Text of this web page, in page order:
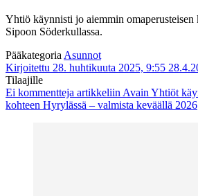
Yhtiö käynnisti jo aiemmin omaperusteisen
Sipoon Söderkullassa.
Pääkategoria Asunnot
Kirjoitettu 28. huhtikuuta 2025, 9:55
Tilaajille
Ei kommentteja artikkeliin Avain Yhtiöt
kohteen Hyrylässä – valmista keväällä 2026